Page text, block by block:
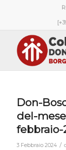
Don-
del-
febbraio-
3 Febbraio 2024 /